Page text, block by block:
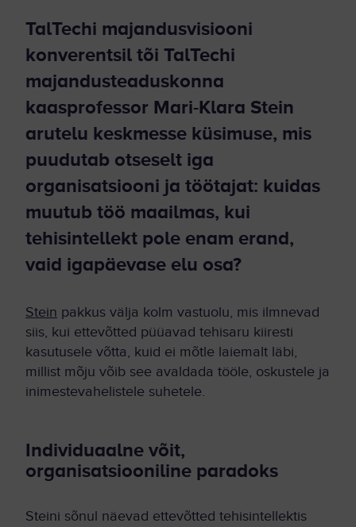
TalTechi majandusvisiooni
konverentsil tõi TalTechi
majandusteaduskonna
kaasprofessor Mari-Klara Stein
arutelu keskmesse küsimuse, mis
puudutab otseselt iga
organisatsiooni ja töötajat: kuidas
muutub töö maailmas, kui
tehisintellekt pole enam erand,
vaid igapäevase elu osa?
Stein pakkus välja kolm vastuolu, mis ilmnevad
siis, kui ettevõtted püüavad tehisaru kiiresti
kasutusele võtta, kuid ei mõtle laiemalt läbi,
millist mõju võib see avaldada tööle, oskustele ja
inimestevahelistele suhetele.
Individuaalne võit,
organisatsiooniline paradoks
Steini sõnul näevad ettevõtted tehisintellektis